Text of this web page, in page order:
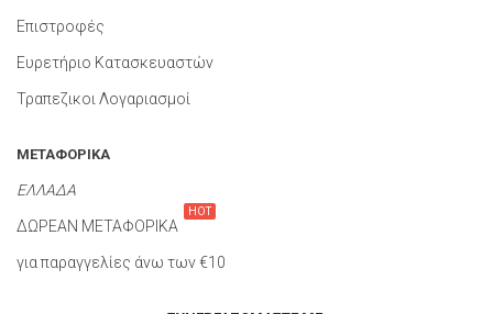
Επιστροφές
Ευρετήριο Κατασκευαστών
Τραπεζικοι Λογαριασμοί
ΜΕΤΑΦΟΡΙΚΑ
ΕΛΛΑΔΑ
ΔΩΡΕΑΝ ΜΕΤΑΦΟΡΙΚΑ
HOT
για παραγγελίες άνω των €10